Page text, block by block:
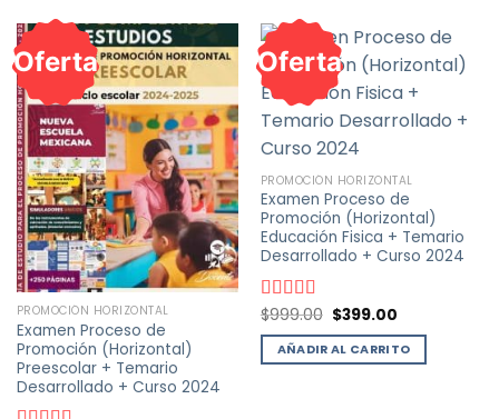
Oferta
PROMOCIÓN HORIZONTAL
Examen Proceso de
Promoción (Horizontal)
Preescolar + Temario
Desarrollado + Curso 2024
Oferta
PROMOCIÓN HORIZONTAL
Examen Proceso de
Promoción (Horizontal)
Educación Fisica + Temario
Desarrollado + Curso 2024
Valorado
con5.00de
$999.00 El
precio
original
era:
$999.00.
$399.00El
actual
es:
$399.00.
AÑADIR AL CARRITO